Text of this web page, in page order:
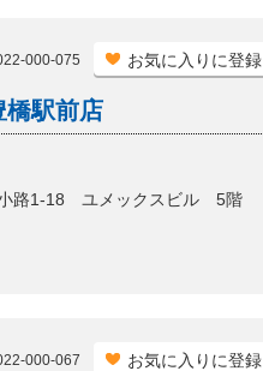
000-075 お気に入りに登録
橋駅前店
路1-18 ユメックスビル 5階
000-067 お気に入りに登録